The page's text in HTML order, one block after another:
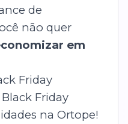
de
não quer
em
Friday
Friday
na Ortope!